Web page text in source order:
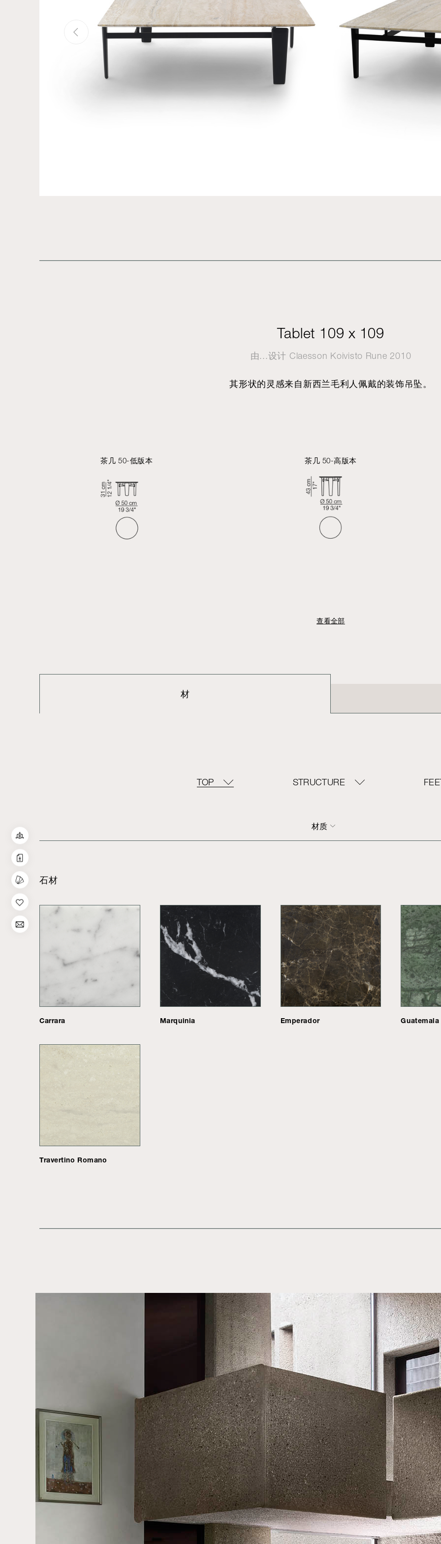
Tablet 109 x 109
由...设计 Claesson Koivisto Rune 2010
其形状的灵感来自新西兰毛利人佩戴的装饰吊坠。
茶几 50-低版本 茶几 50-高版本
查看全部
材
TOP STRUCTURE
材质
石材
Carrara Marquinia Emperador Guatemala
Travertino Romano